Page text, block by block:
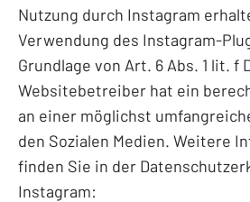
Nutzung durch Instagram
Verwendung des Instagram-
Grundlage von Art. 6 Abs. 1 lit. f
Websitebetreiber hat ein
an einer möglichst
den Sozialen Medien. Weitere
finden Sie in der
Instagram: